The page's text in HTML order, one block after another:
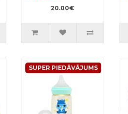
20.00€
SUPER PIEDĀVĀJUMS